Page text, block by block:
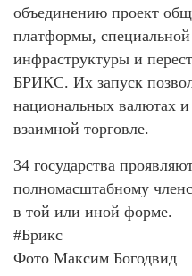
объединению проект
платформы,
инфраструктуры и
БРИКС. Их запуск
национальных валютах
взаимной торговле.
34 государства
полномасштабному
в той или иной форме.
#Брикс
Фото Максим Богодвид